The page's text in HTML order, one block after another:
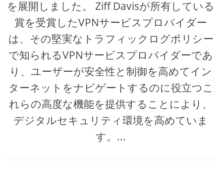
を展開しました。 Ziff Davisが所有している
賞を受賞したVPNサービスプロバイダー
は、その堅実なトラフィックログポリシー
で知られるVPNサービスプロバイダーであ
り、ユーザーが安全性と制御を高めてイン
ターネットをナビゲートするのに役立つこ
れらの高度な機能を提供することにより、
デジタルセキュリティ環境を高めていま
す。...